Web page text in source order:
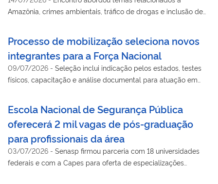
Amazônia, crimes ambientais, tráfico de drogas e inclusão de
Processo de mobilização seleciona novos
integrantes para a Força Nacional
09/07/2026 - Seleção inclui indicação pelos estados, testes
físicos, capacitação e análise documental para atuação em
Escola Nacional de Segurança Pública
oferecerá 2 mil vagas de pós-graduação
para profissionais da área
03/07/2026 - Senasp firmou parceria com 18 universidades
federais e com a Capes para oferta de especializações